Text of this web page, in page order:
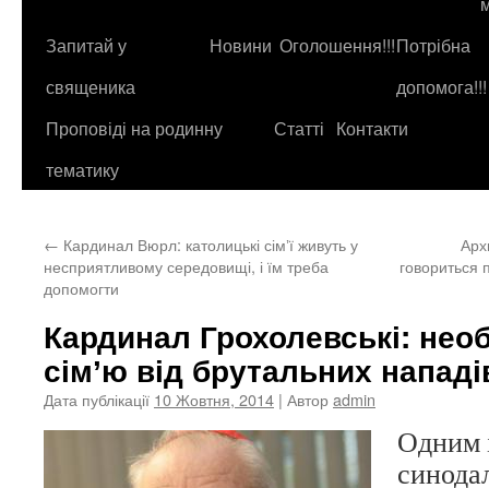
контенту
Запитай у
священика
Новини Оголошення!!!Потрібна
допомога!!!
Проповіді на родинну
тематику
Статті Контакти
← Кардинал Вюрл: католицькі сімʼї живуть у
несприятливому середовищі, і їм треба
допомогти
Кардинал Грохолевські:
сімʼю від брутальних
Дата публікації 10 Жовтня, 2014 | Авторadmin
Одним